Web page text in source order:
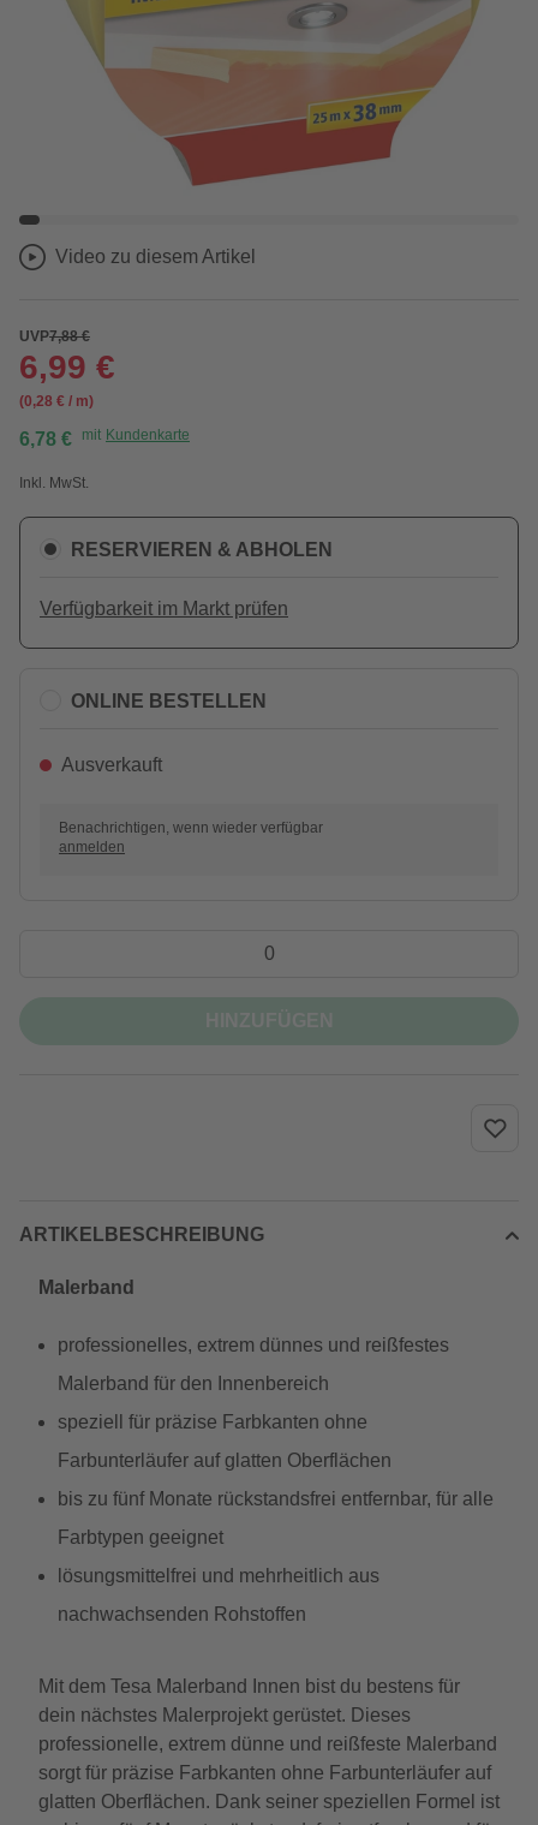
Video zu diesem Artikel
UVP7,88 €
6,99 €
(0,28 € / m)
6,78 € mit Kundenkarte
Inkl. MwSt.
RESERVIEREN & ABHOLEN
Verfügbarkeit im Markt prüfen
ONLINE BESTELLEN
Ausverkauft
Benachrichtigen, wenn wieder verfügbar
anmelden
ARTIKELBESCHREIBUNG
Malerband
professionelles, extrem dünnes und reißfestes
Malerband für den Innenbereich
speziell für präzise Farbkanten ohne
Farbunterläufer auf glatten Oberflächen
bis zu fünf Monate rückstandsfrei entfernbar, für alle
Farbtypen geeignet
lösungsmittelfrei und mehrheitlich aus
nachwachsenden Rohstoffen
Mit dem Tesa Malerband Innen bist du bestens für
dein nächstes Malerprojekt gerüstet. Dieses
professionelle, extrem dünne und reißfeste Malerband
sorgt für präzise Farbkanten ohne Farbunterläufer auf
glatten Oberflächen. Dank seiner speziellen Formel ist